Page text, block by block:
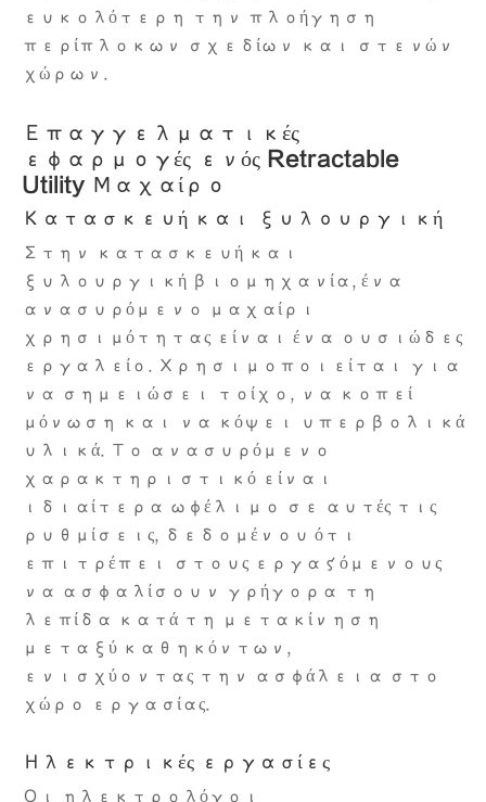
ευκολότερη την πλοήγηση
περίπλοκων σχεδίων και στενών
χώρων.
Επαγγελματικές
εφαρμογές ενός Retractable
Utility Μαχαίρο
Κατασκευή και ξυλουργική
Στην κατασκευή και
ξυλουργική βιομηχανία, ένα
ανασυρόμενο μαχαίρι
χρησιμότητας είναι ένα ουσιώδες
εργαλείο. Χρησιμοποιείται για
να σημειώσει τοίχο, να κοπεί
μόνωση και να κόψει υπερβολικά
υλικά. Το ανασυρόμενο
χαρακτηριστικό είναι
ιδιαίτερα ωφέλιμο σε αυτές τις
ρυθμίσεις, δεδομένου ότι
επιτρέπει στους εργαζόμενους
να ασφαλίσουν γρήγορα τη
λεπίδα κατά τη μετακίνηση
μεταξύ καθηκόντων,
ενισχύοντας την ασφάλεια στο
χώρο εργασίας.
Ηλεκτρικές εργασίες
Οι ηλεκτρολόγοι